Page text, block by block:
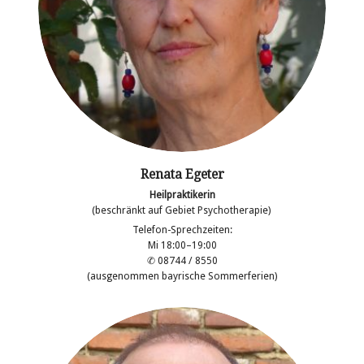
Renata Egeter
Heilpraktikerin
(beschränkt auf Gebiet Psychotherapie)
Telefon-Sprechzeiten:
Mi 18:00–19:00
✆ 08744 / 8550
(ausgenommen bayrische Sommerferien)